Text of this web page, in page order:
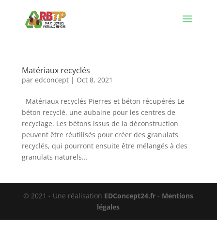
Matériaux recyclés
par edconcept| Oct 8, 2021
Matériaux recyclés Pierres et béton récupérés Le
béton recyclé, une aubaine pour les centres de
recyclage. Les bétons issus de la déconstruction
peuvent être réutilisés pour créer des granulats
recyclés, qui pourront ensuite être mélangés à des
granulats naturels...
© 2021 - Une réalisation EDConcept24.fr- Mentions
légales